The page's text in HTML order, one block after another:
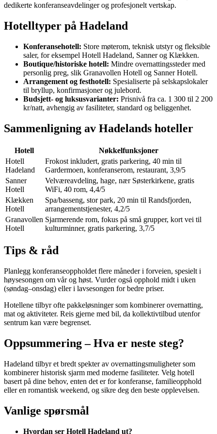
dedikerte konferanseavdelinger og profesjonelt vertskap.
Hotelltyper på Hadeland
Konferansehotell: Store møterom, teknisk utstyr og fleksible
saler, for eksempel Hotell Hadeland, Sanner og Klækken.
Boutique/historiske hotell: Mindre overnattingssteder med
personlig preg, slik Granavollen Hotell og Sanner Hotell.
Arrangement og festhotell: Spesialiserte på selskapslokaler
til bryllup, konfirmasjoner og julebord.
Budsjett- og luksusvarianter: Prisnivå fra ca. 1 300 til 2 200
kr/natt, avhengig av fasiliteter, standard og beliggenhet.
Sammenligning av Hadelands hoteller
Hotell
Nøkkelfunksjoner
Hotell
Hadeland
Frokost inkludert, gratis parkering, 40 min til
Gardermoen, konferanserom, restaurant, 3,9/5
Sanner
Hotell
Velværeavdeling, hage, nær Søsterkirkene, gratis
WiFi, 40 rom, 4,4/5
Klækken
Hotell
Spa/basseng, stor park, 20 min til Randsfjorden,
arrangementstjenester, 4,2/5
Granavollen
Hotell
Sjarmerende rom, fokus på små grupper, kort vei til
kulturminner, gratis parkering, 3,7/5
Tips & råd
Planlegg konferanseoppholdet flere måneder i forveien, spesielt i
høysesongen om vår og høst. Vurder også opphold midt i uken
(søndag–onsdag) eller i lavsesongen for bedre priser.
Hotellene tilbyr ofte pakkeløsninger som kombinerer overnatting,
mat og aktiviteter. Reis gjerne med bil, da kollektivtilbud utenfor
sentrum kan være begrenset.
Oppsummering – Hva er neste steg?
Hadeland tilbyr et bredt spekter av overnattingsmuligheter som
kombinerer historisk sjarm med moderne fasiliteter. Velg hotell
basert på dine behov, enten det er for konferanse, familieopphold
eller en romantisk weekend, og sikre deg den beste opplevelsen.
Vanlige spørsmål
Hvordan ser Hotell Hadeland ut?